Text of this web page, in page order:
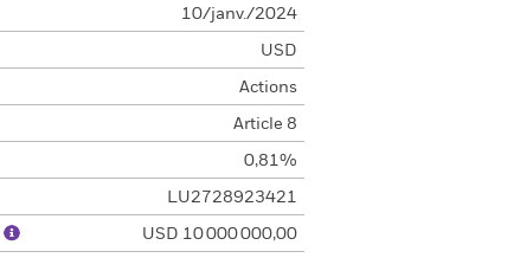
10/janv./2024
USD
Actions
Article 8
0,81%
LU2728923421
USD 10 000 000,00